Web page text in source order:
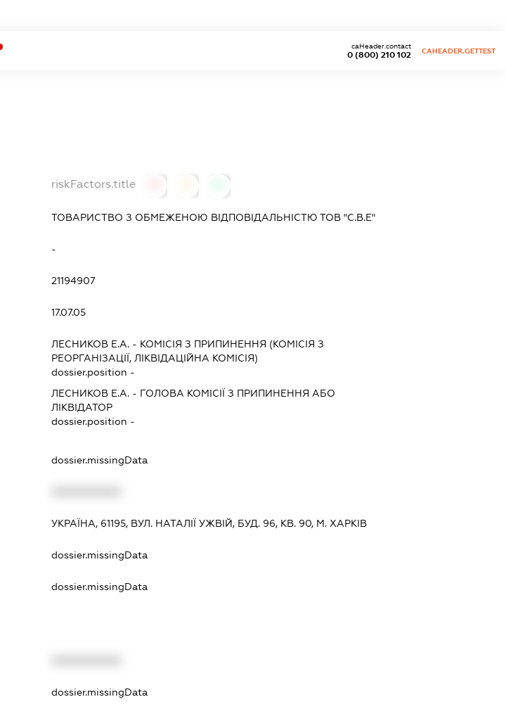
0 (800) 210 102
caHeader.contact
CAHEADER.GETTEST
riskFactors.title
ТОВАРИСТВО З ОБМЕЖЕНОЮ ВІДПОВІДАЛЬНІСТЮ ТОВ "С.В.Е"
-
21194907
17.07.05
ЛЕСНИКОВ Е.А. - КОМІСІЯ З ПРИПИНЕННЯ (КОМІСІЯ З
РЕОРГАНІЗАЦІЇ, ЛІКВІДАЦІЙНА КОМІСІЯ)
dossier.position -
ЛЕСНИКОВ Е.А. - ГОЛОВА КОМІСІЇ З ПРИПИНЕННЯ АБО
ЛІКВІДАТОР
dossier.position -
dossier.missingData
УКРАЇНА, 61195, ВУЛ. НАТАЛІЇ УЖВІЙ, БУД. 96, КВ. 90, М. ХАРКІВ
dossier.missingData
dossier.missingData
dossier.missingData